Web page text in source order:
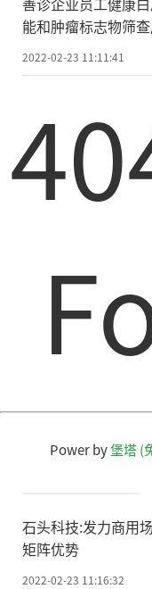
能和肿瘤标志物筛
2022-02-23 11:11:41
Power by堡塔 (
石头科技:发力商用
矩阵优势
2022-02-23 11:16:32